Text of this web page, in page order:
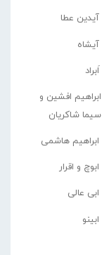
آیدین عطا
آیشاه
اَبراد
ابراهیم افشین و
سیما شاکریان
ابراهیم هاشمی
ابوچ و اقرار
ابی عالی
ابینو